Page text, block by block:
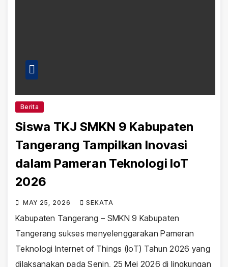
Berita
Siswa TKJ SMKN 9 Kabupaten
Tangerang Tampilkan Inovasi
dalam Pameran Teknologi IoT
2026
MAY 25, 2026 SEKATA
Kabupaten Tangerang – SMKN 9 Kabupaten
Tangerang sukses menyelenggarakan Pameran
Teknologi Internet of Things (IoT) Tahun 2026 yang
dilaksanakan pada Senin, 25 Mei 2026 di lingkungan